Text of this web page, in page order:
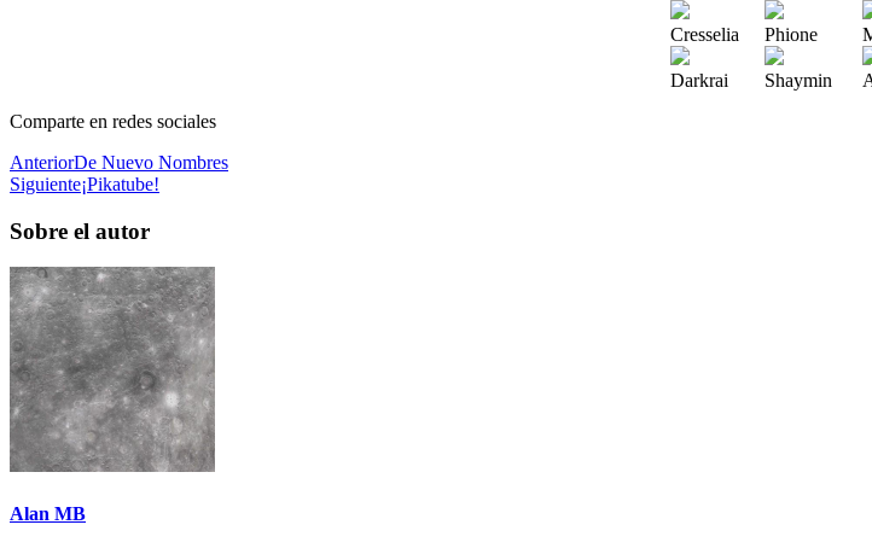
Cresselia Phione
Darkrai Shaymin
Comparte en redes sociales
AnteriorDe Nuevo Nombres
Siguiente¡Pikatube!
Sobre el autor
Alan MB